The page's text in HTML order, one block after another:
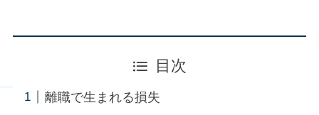
目次
離職で生まれる損失